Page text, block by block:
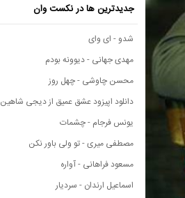
جدیدترین ها در نکست وان
شدو - ای وای
مهدی جهانی - دیوونه بودم
محسن چاوشی - چهل روز
دانلود اپیزود عشق عمیق از دیجی شاهین
یونس فرجام - چشمات
مصطفی میری - تو ولی باور نکن
مسعود فراهانی - آواره
اسماعیل ارندان - سردیار